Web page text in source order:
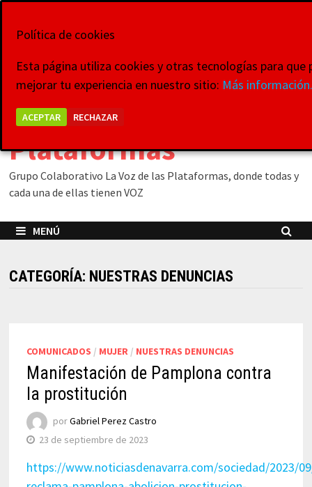
La Voz de las
Plataformas
Grupo Colaborativo La Voz de las Plataformas, donde todas y
cada una de ellas tienen VOZ
MENÚ
CATEGORÍA: NUESTRAS DENUNCIAS
COMUNICADOS / MUJER/ NUESTRAS DENUNCIAS
Manifestación de Pamplona contra
la prostitución
porGabriel Perez Castro
23 de septiembre de 2023
https://www.noticiasdenavarra.com/sociedad/2023/
Política de cookies
Esta página utiliza cookies y otras tecnologías para que
mejorar tu experiencia en nuestro sitio: Más información.
ACEPTAR RECHAZAR